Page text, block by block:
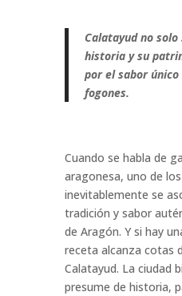
Calatayud no
historia y su
por el sabor único
fogones.
Cuando se habla de
aragonesa, uno de
inevitablemente se
tradición y sabor
de Aragón. Y si hay
receta alcanza cotas
Calatayud. La ciudad
presume de historia,